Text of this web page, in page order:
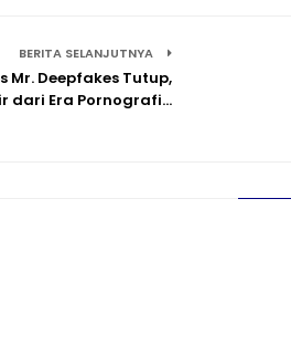
BERITA SELANJUTNYA
Mr. Deepfakes Tutup,
dari Era Pornografi…